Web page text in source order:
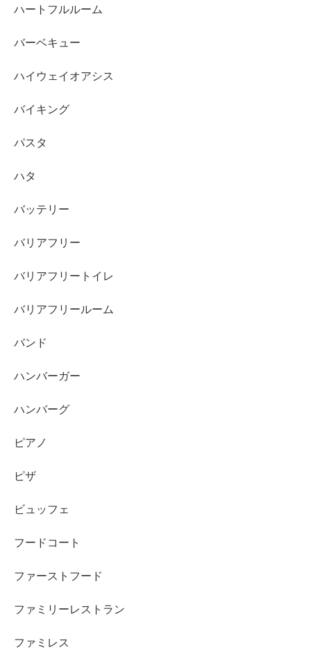
ハートフルルーム
バーベキュー
ハイウェイオアシス
バイキング
パスタ
ハタ
バッテリー
バリアフリー
バリアフリートイレ
バリアフリールーム
バンド
ハンバーガー
ハンバーグ
ピアノ
ピザ
ビュッフェ
フードコート
ファーストフード
ファミリーレストラン
ファミレス